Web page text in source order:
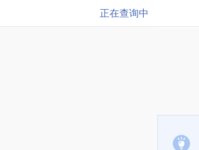
正在查询中